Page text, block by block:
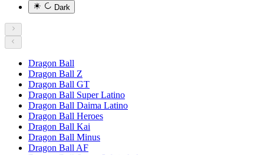
Dark
Dragon Ball
Dragon Ball Z
Dragon Ball GT
Dragon Ball Super Latino
Dragon Ball Daima Latino
Dragon Ball Heroes
Dragon Ball Kai
Dragon Ball Minus
Dragon Ball AF